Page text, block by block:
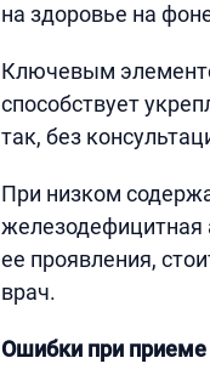
на здоровье на
Ключевым
способствует
так, без
При низком
железодефицитная
ее проявления,
врач.
Ошибки при